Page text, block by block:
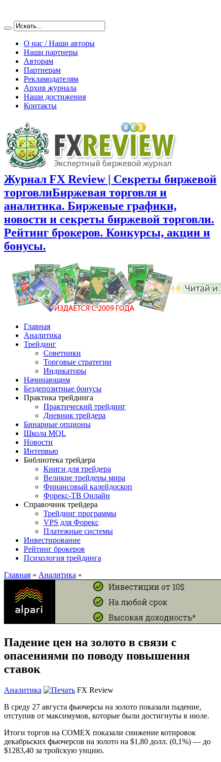
О нас / Наши авторы
Наши партнеры
Авторам
Партнерам
Рекламодателям
Архив журнала
Наши достижения
Контакты
Журнал FX Review | Секреты биржевой
торговлиБиржевая торговля и
аналитика. Биржевые графики,
новости и секреты биржевой торговли.
Рейтинг брокеров. Конкурсы, акции и
бонусы.
Главная
Аналитика
Трейдинг
Советники
Торговые стратегии
Индикаторы
Начинающим
Бездепозитные бонусы
Практика трейдинга
Практический трейдинг
Дневник трейдера
Бинарные опционы
Школа MQL
Новости
Интервью
Библиотека трейдера
Книги для трейдера
Великие трейдеры мира
Финансовый калейдоскоп
Форекс-ТВ Онлайн
Справочник трейдера
Трейдинг программы
VPS для Форекс
Платежные системы
Инвестирование
Рейтинг брокеров
Психология трейдинга
Главная » Аналитика »
Падение цен на золото в связи с
опасениями по поводу повышения
ставок
Аналитика
FX Review
В среду 27 августа фьючерсы на золото показали падение,
отступив от максимумов, которые были достигнуты в июле.
Итоги торгов на COMEX показали снижение котировок
декабрьских фьючерсов на золото на $1,80 долл. (0,1%) — до
$1283,40 за тройскую унцию.